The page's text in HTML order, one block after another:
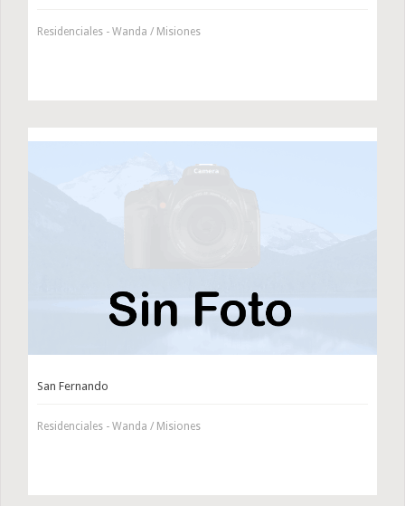
Residenciales - Wanda / Misiones
San Fernando
Residenciales - Wanda / Misiones